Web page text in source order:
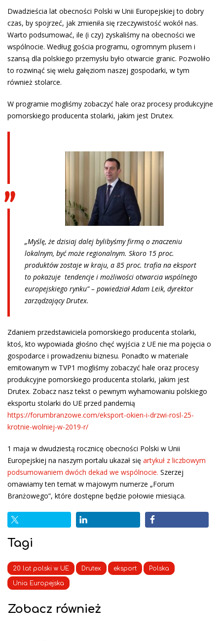
Dwadzieścia lat obecności Polski w Unii Europejskiej to dobry
czas, by spojrzeć, jak zmieniła się rzeczywistość wokół nas.
Warto podsumować, ile (i czy) zyskaliśmy na obecności we
wspólnocie. Według gościa programu, ogromnym plusem i
szansą dla polskiego przemysłu było otwarcie granic. Pozwoliło
to rozwinąć się wielu gałęziom naszej gospodarki, w tym
również stolarce.
W programie mogliśmy zobaczyć hale oraz procesy produkcyjne
pomorskiego producenta stolarki, jakim jest Drutex.
„Myślę, że dzisiaj dalej bylibyśmy firmą o znaczeniu
lokalnym, być może regionalnym. Skoro 15 proc.
produktów zostaje w kraju, a 85 proc. trafia na eksport
to pokazuje tendencje i możliwości otwarcia wspólnego
europejskiego rynku” – powiedział Adam Leik, dyrektor
zarządzający Drutex.
Zdaniem przedstawiciela pomorskiego producenta stolarki,
ktoś, kto wypowiada głośno chęć wyjścia z UE nie ma pojęcia o
gospodarce i prowadzeniu biznesu. Ponadto w materiale
emitowanym w TVP1 mogliśmy zobaczyć hale oraz procesy
produkcyjne pomorskiego producenta stolarki, jakim jest
Drutex. Zobacz nasz tekst o pewnym wyhamowaniu polskiego
eksportu stolarki do UE przed pandemią
https://forumbranzowe.com/eksport-okien-i-drzwi-rosl-25-
krotnie-wolniej-w-2019-r/
1 maja w dwudziestą rocznicę obecności Polski w Unii
Europejskiej na naszym portalu ukazał się artykuł z liczbowym
podsumowaniem dwóch dekad we wspólnocie. Szerzej
omawiamy ten temat w majowym numerze „Forum
Branżowego”, które dostępne będzie połowie miesiąca.
Tagi
20 lat polski w UE Drutex eksport Polska
Unia Europejska
Zobacz również